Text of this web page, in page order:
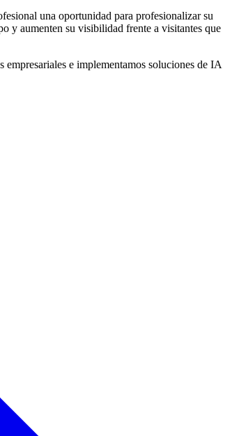
una oportunidad para profesionalizar su
y aumenten su visibilidad frente a visitantes que
e implementamos soluciones de IA